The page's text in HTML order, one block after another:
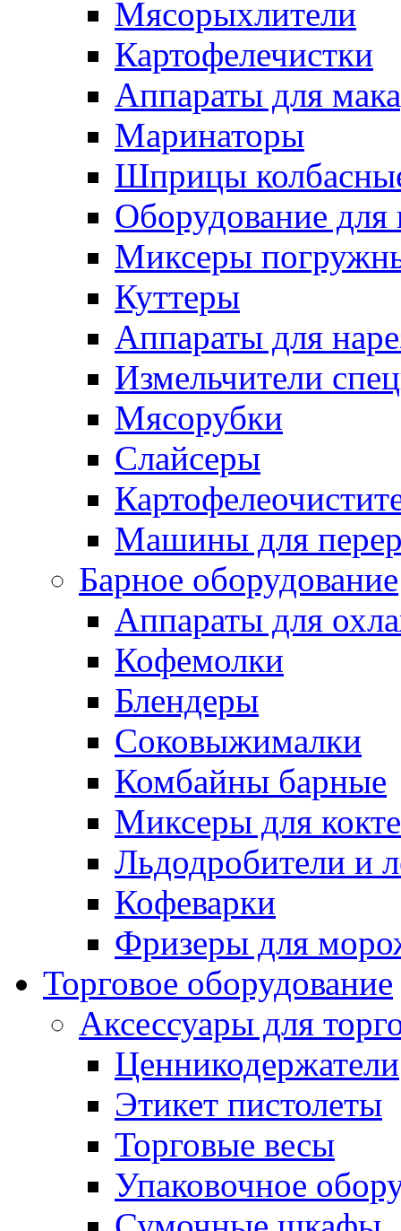
Мясорыхлители
Картофелечистки
Аппараты для
Маринаторы
Шприцы
Оборудование для
Миксеры
Куттеры
Аппараты для
Измельчители
Мясорубки
Слайсеры
Машины для
Барное оборудование
Аппараты для
Кофемолки
Блендеры
Соковыжималки
Комбайны барные
Миксеры для
Льдодробители и
Кофеварки
Фризеры для
Торговое оборудование
Аксессуары для
Ценникодержатели
Этикет пистолеты
Торговые весы
Упаковочное